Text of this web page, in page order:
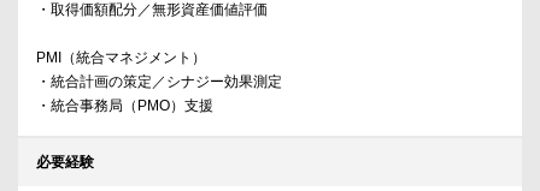
・取得価額配分／無形資産価値評価
PMI（統合マネジメント）
・統合計画の策定／シナジー効果測定
・統合事務局（PMO）支援
必要経験